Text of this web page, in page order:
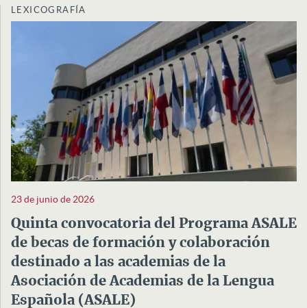
LEXICOGRAFÍA
23 de junio de 2026
Quinta convocatoria del Programa ASALE
de becas de formación y colaboración
destinado a las academias de la
Asociación de Academias de la Lengua
Española (ASALE)